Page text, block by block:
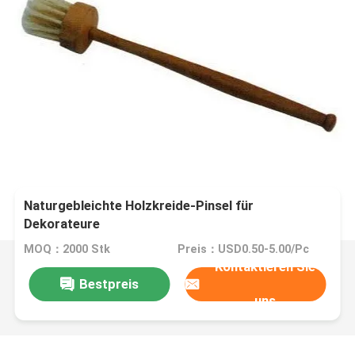
Naturgebleichte Holzkreide-Pinsel für
Dekorateure
MOQ：2000 Stk Preis：USD0.50-5.00/Pc
Bestpreis
Kontaktieren Sie
uns